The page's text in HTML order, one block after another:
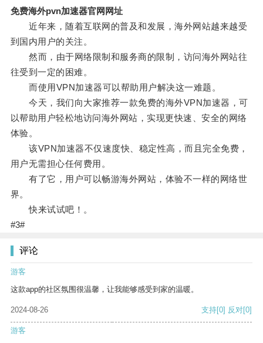
免费海外pvn加速器官网网址
近年来，随着互联网的普及和发展，海外网站越来越受
到国内用户的关注。
然而，由于网络限制和服务商的限制，访问海外网站往
往受到一定的困难。
而使用VPN加速器可以帮助用户解决这一难题。
今天，我们向大家推荐一款免费的海外VPN加速器，可
以帮助用户轻松地访问海外网站，实现更快速、安全的网络
体验。
该VPN加速器不仅速度快、稳定性高，而且完全免费，
用户无需担心任何费用。
有了它，用户可以畅游海外网站，体验不一样的网络世
界。
快来试试吧！。
#3#
评论
游客
这款app的社区氛围很温馨，让我能够感受到家的温暖。
2024-08-26 支持[0] 反对[0]
游客